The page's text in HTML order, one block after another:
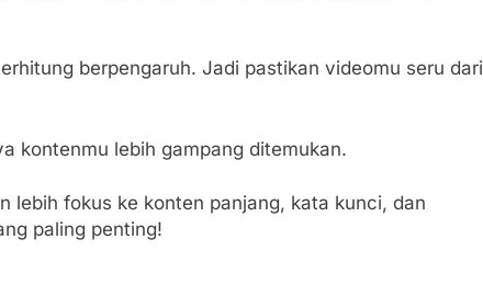
berpengaruh. Jadi pastikan videomu seru dari
kontenmu lebih gampang ditemukan.
lebih fokus ke konten panjang, kata kunci, dan
paling penting!